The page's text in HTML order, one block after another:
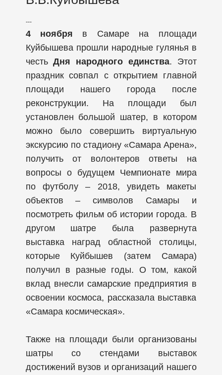
---
4 ноября в Самаре на площади
Куйбышева прошли народные гулянья в
честьДня народного единства. Этот
праздник совпал с открытием главной
площади нашего города после
реконструкции. На площади был
установлен большой шатер, в котором
можно было совершить виртуальную
экскурсию по стадиону «Самара Арена»,
получить от волонтеров ответы на
вопросы о будущем Чемпионате мира
по футболу – 2018, увидеть макеты
объектов – символов Самары и
посмотреть фильм об истории города. В
другом шатре была развернута
выставка наград областной столицы,
которые Куйбышев (затем Самара)
получил в разные годы. О том, какой
вклад внесли самарские предприятия в
освоении космоса, рассказала выставка
«Самара космическая».
Также на площади были организованы
шатры со стендами выставок
достижений вузов и организаций нашего